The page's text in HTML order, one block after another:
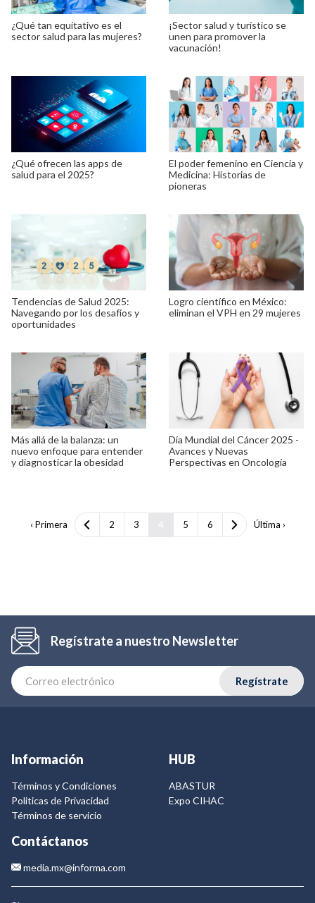
¿Qué tan equitativo es el
sector salud para las mujeres?
¡Sector salud y turístico se
unen para promover la
vacunación!
¿Qué ofrecen las apps de
salud para el 2025?
El poder femenino en Ciencia y
Medicina: Historias de
pioneras
Tendencias de Salud 2025:
Navegando por los desafíos y
oportunidades
Logro científico en México:
eliminan el VPH en 29 mujeres
Más allá de la balanza: un
nuevo enfoque para entender
y diagnosticar la obesidad
Día Mundial del Cáncer 2025 -
Avances y Nuevas
Perspectivas en Oncología
‹ Primera 2 3 5 6 Última ›
Regístrate a nuestro Newsletter
Regístrate
Información
Términos y Condiciones
Politicas de Privacidad
Términos de servicio
HUB
ABASTUR
Expo CIHAC
Contáctanos
media.mx@informa.com